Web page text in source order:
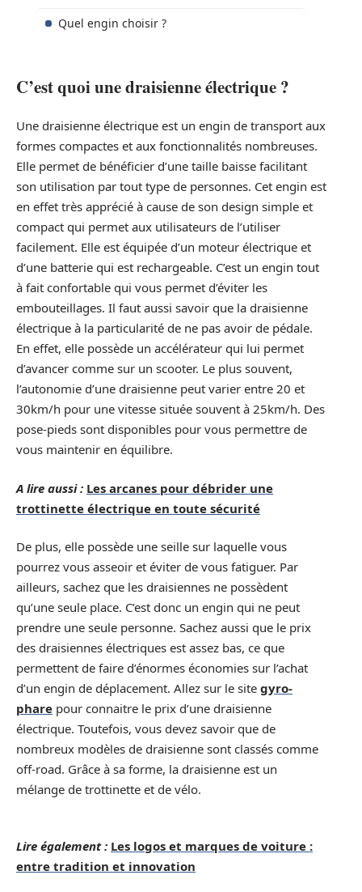
Quel engin choisir ?
C’est quoi une draisienne électrique ?
Une draisienne électrique est un engin de transport aux
formes compactes et aux fonctionnalités nombreuses.
Elle permet de bénéficier d’une taille baisse facilitant
son utilisation par tout type de personnes. Cet engin est
en effet très apprécié à cause de son design simple et
compact qui permet aux utilisateurs de l’utiliser
facilement. Elle est équipée d’un moteur électrique et
d’une batterie qui est rechargeable. C’est un engin tout
à fait confortable qui vous permet d’éviter les
embouteillages. Il faut aussi savoir que la draisienne
électrique à la particularité de ne pas avoir de pédale.
En effet, elle possède un accélérateur qui lui permet
d’avancer comme sur un scooter. Le plus souvent,
l’autonomie d’une draisienne peut varier entre 20 et
30km/h pour une vitesse située souvent à 25km/h. Des
pose-pieds sont disponibles pour vous permettre de
vous maintenir en équilibre.
A lire aussi : Les arcanes pour débrider une
trottinette électrique en toute sécurité
De plus, elle possède une seille sur laquelle vous
pourrez vous asseoir et éviter de vous fatiguer. Par
ailleurs, sachez que les draisiennes ne possèdent
qu’une seule place. C’est donc un engin qui ne peut
prendre une seule personne. Sachez aussi que le prix
des draisiennes électriques est assez bas, ce que
permettent de faire d’énormes économies sur l’achat
d’un engin de déplacement. Allez sur le site gyro-
phare pour connaitre le prix d’une draisienne
électrique. Toutefois, vous devez savoir que de
nombreux modèles de draisienne sont classés comme
off-road. Grâce à sa forme, la draisienne est un
mélange de trottinette et de vélo.
Lire également : Les logos et marques de voiture :
entre tradition et innovation